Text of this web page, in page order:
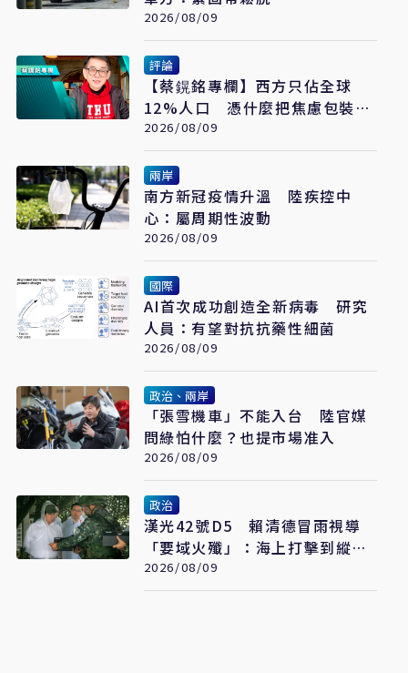
2026/08/09
評論
【蔡鎤銘專欄】西方只佔全球
12%人口 憑什麼把焦慮包裝成
普世價值
2026/08/09
兩岸
南方新冠疫情升溫 陸疾控中
心：屬周期性波動
2026/08/09
國際
AI首次成功創造全新病毒 研究
人員：有望對抗抗藥性細菌
2026/08/09
政治、兩岸
「張雪機車」不能入台 陸官媒
問綠怕什麼？也提市場准入
2026/08/09
政治
漢光42號D5 賴清德冒雨視導
「要域火殲」：海上打擊到縱深
防禦驗證整體戰力
2026/08/09